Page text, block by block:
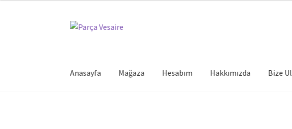
Dolaşıma
İçeriğe
Anasayfa Mağaza Hesabım Hakkımızda Bize